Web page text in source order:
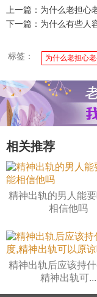
上一篇：为什么老担
下一篇：为什么有些人
标签： 为什么老担心
相关推荐
精神出轨的男人能
相信他吗
精神出轨后应该持
精神出轨可...